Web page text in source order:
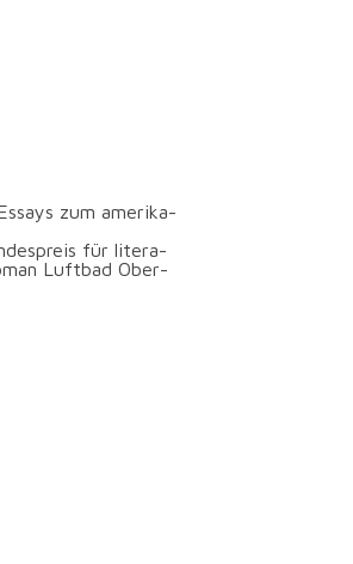
zum ame­ri­ka­
für lite­ra­
Luft­bad Ober­